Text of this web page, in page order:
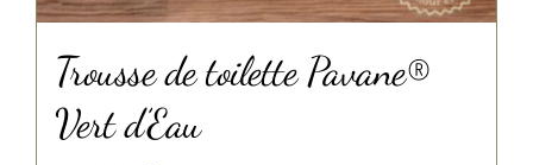
Trousse de toilette Pavane®
Vert d’Eau